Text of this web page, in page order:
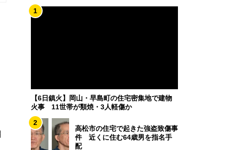
1
【6日鎮火】岡山・早島町の住宅密集地で建物
火事 11世帯が類焼・3人軽傷か
2
高松市の住宅で起きた強盗致傷事
件 近くに住む64歳男を指名手
配